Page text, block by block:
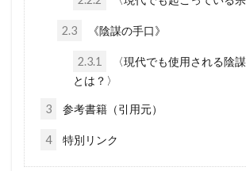
2.3 《陰謀の手口》
2.3.1
〈現代でも使用される陰
とは？〉
3 参考書籍（引用元）
4 特別リンク
厚生労働省
占領政策
国民の権利
国籍法
大東亜
地球環境問題
多元文化
外国人犯罪
外交問題評議会
地球温暖化
国連
地方自治